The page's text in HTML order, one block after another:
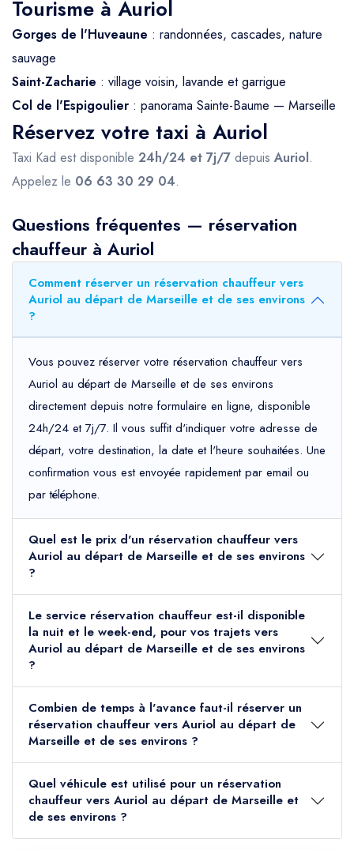
Tourisme à Auriol
Gorges de l'Huveaune : randonnées, cascades, nature
sauvage
Saint-Zacharie : village voisin, lavande et garrigue
Col de l'Espigoulier : panorama Sainte-Baume — Marseille
Réservez votre taxi à Auriol
Taxi Kad est disponible 24h/24 et 7j/7 depuis Auriol.
Appelez le 06 63 30 29 04.
Questions fréquentes — réservation
chauffeur à Auriol
Comment réserver un réservation chauffeur vers
Auriol au départ de Marseille et de ses environs
?
Vous pouvez réserver votre réservation chauffeur vers
Auriol au départ de Marseille et de ses environs
directement depuis notre formulaire en ligne, disponible
24h/24 et 7j/7. Il vous suffit d'indiquer votre adresse de
départ, votre destination, la date et l'heure souhaitées. Une
confirmation vous est envoyée rapidement par email ou
par téléphone.
Quel est le prix d'un réservation chauffeur vers
Auriol au départ de Marseille et de ses environs
?
Le service réservation chauffeur est-il disponible
la nuit et le week-end, pour vos trajets vers
Auriol au départ de Marseille et de ses environs
?
Combien de temps à l'avance faut-il réserver un
réservation chauffeur vers Auriol au départ de
Marseille et de ses environs ?
Quel véhicule est utilisé pour un réservation
chauffeur vers Auriol au départ de Marseille et
de ses environs ?